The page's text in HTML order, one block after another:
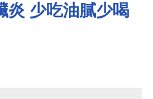
炎 少吃油膩少喝